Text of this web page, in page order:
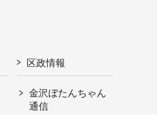
区政情報
金沢ぼたんちゃん
通信